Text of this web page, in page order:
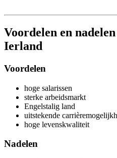
Voordelen en
Ierland
Voordelen
hoge salarissen
sterke arbeidsmarkt
Engelstalig land
uitstekende
hoge levenskwaliteit
Nadelen